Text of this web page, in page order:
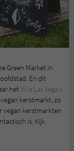
Green Market in
En dit
hetViva Las Vega’s
kerstmarkt, zo
vegan kerstmarkten
is. Kijk